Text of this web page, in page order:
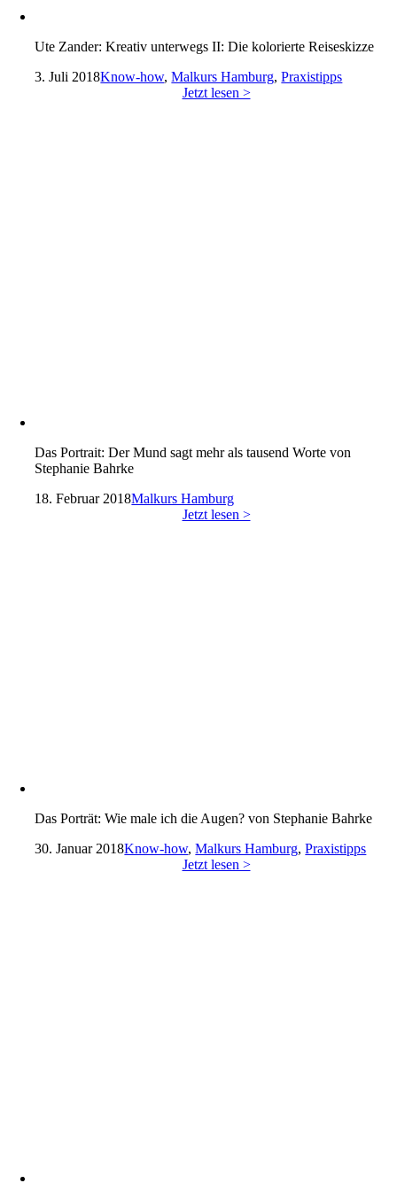
Ute Zander: Kreativ unterwegs II: Die kolorierte Reiseskizze
3. Juli 2018Know-how,Malkurs Hamburg,Praxistipps
Jetzt lesen >
Das Portrait: Der Mund sagt mehr als tausend Worte von
Stephanie Bahrke
18. Februar 2018Malkurs Hamburg
Jetzt lesen >
Das Porträt: Wie male ich die Augen? von Stephanie Bahrke
30. Januar 2018Know-how,Malkurs Hamburg,Praxistipps
Jetzt lesen >